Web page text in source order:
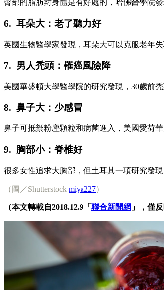
臀部的脂肪對身體是有好處的，哈佛醫學院
6. 耳朵大：老了聽力好
英國生物醫學家發現，耳朵大可以克服老年
7. 男人禿頭：罹癌風險降
美國華盛頓大學醫學院的研究發現，30歲前
8. 鼻子大：少感冒
鼻子可抵禦粉塵顆粒和病菌進入，美國愛荷
9. 胸部小：脊椎好
很多女性追求大胸部，但土耳其一項研究發
（圖／Shutterstock miya227）
（本文轉載自2018.12.9「 聯合新聞網 」，僅